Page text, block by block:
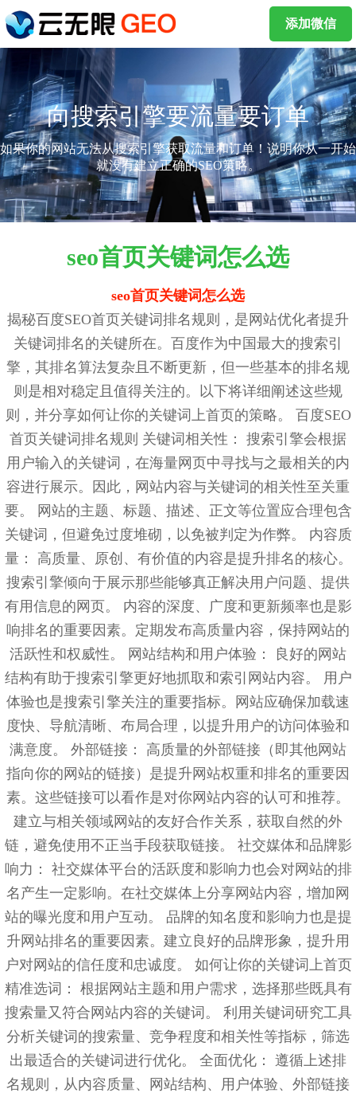
添加微信
向搜索引擎要流量要订单
如果你的网站无法从搜索引擎获取流量和订单！说明你从一开始
就没有建立正确的SEO策略。
seo首页关键词怎么选
seo首页关键词怎么选
揭秘百度SEO首页关键词排名规则，是网站优化者提升
关键词排名的关键所在。百度作为中国最大的搜索引
擎，其排名算法复杂且不断更新，但一些基本的排名规
则是相对稳定且值得关注的。以下将详细阐述这些规
则，并分享如何让你的关键词上首页的策略。 百度SEO
首页关键词排名规则 关键词相关性： 搜索引擎会根据
用户输入的关键词，在海量网页中寻找与之最相关的内
容进行展示。因此，网站内容与关键词的相关性至关重
要。 网站的主题、标题、描述、正文等位置应合理包含
关键词，但避免过度堆砌，以免被判定为作弊。 内容质
量： 高质量、原创、有价值的内容是提升排名的核心。
搜索引擎倾向于展示那些能够真正解决用户问题、提供
有用信息的网页。 内容的深度、广度和更新频率也是影
响排名的重要因素。定期发布高质量内容，保持网站的
活跃性和权威性。 网站结构和用户体验： 良好的网站
结构有助于搜索引擎更好地抓取和索引网站内容。 用户
体验也是搜索引擎关注的重要指标。网站应确保加载速
度快、导航清晰、布局合理，以提升用户的访问体验和
满意度。 外部链接： 高质量的外部链接（即其他网站
指向你的网站的链接）是提升网站权重和排名的重要因
素。这些链接可以看作是对你网站内容的认可和推荐。
建立与相关领域网站的友好合作关系，获取自然的外
链，避免使用不正当手段获取链接。 社交媒体和品牌影
响力： 社交媒体平台的活跃度和影响力也会对网站的排
名产生一定影响。在社交媒体上分享网站内容，增加网
站的曝光度和用户互动。 品牌的知名度和影响力也是提
升网站排名的重要因素。建立良好的品牌形象，提升用
户对网站的信任度和忠诚度。 如何让你的关键词上首页
精准选词： 根据网站主题和用户需求，选择那些既具有
搜索量又符合网站内容的关键词。 利用关键词研究工具
分析关键词的搜索量、竞争程度和相关性等指标，筛选
出最适合的关键词进行优化。 全面优化： 遵循上述排
名规则，从内容质量、网站结构、用户体验、外部链接